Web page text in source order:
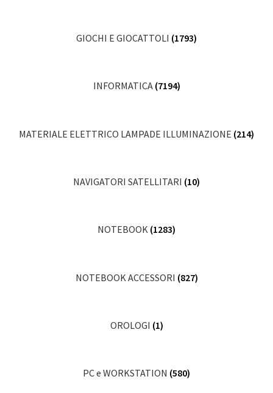
GIOCHI E GIOCATTOLI (1793)
INFORMATICA (7194)
MATERIALE ELETTRICO LAMPADE ILLUMINAZIONE (214)
NAVIGATORI SATELLITARI (10)
NOTEBOOK (1283)
NOTEBOOK ACCESSORI (827)
OROLOGI (1)
PC e WORKSTATION (580)